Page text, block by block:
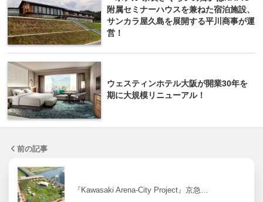
附属セミナーハウスを兼ねた宿泊施設、
サンカラ屋久島を展開する平川商事が運
営！
ウェスティンホテル大阪が開業30年を
期に大規模リニューアル！
前の記事
『Kawasaki Arena-City Project』京急…